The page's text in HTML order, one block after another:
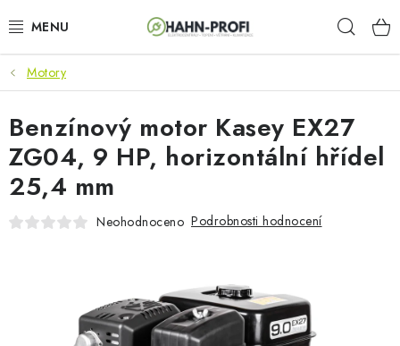
na
KLIMATIZACE
ELEKTROCENTRÁLY
ZAHRADNÍ TECHNIKA
STAVEBNÍ TECHNIKA
ODVLHČOVAČE
Motory
Benzínový motor Kasey EX27
ZG04, 9 HP, horizontální hřídel
25,4 mm
Neohodnoceno Podrobnosti hodnocení